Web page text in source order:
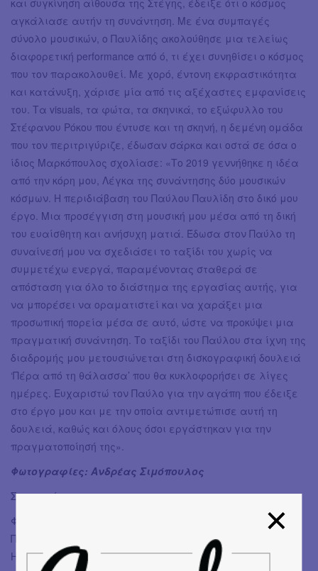
αγκάλιασε αυτήν τη συνάντηση. Με ένα συμπαγές
σύνολο μουσικών, ο Παυλίδης ακολούθησε μια τελείως
διαφορετική performance από ό, τι έχει συνηθίσει ο κόσμος
που τον παρακολουθεί. Με χορό, έντονη εκφραστικότητα
και κατάνυξη, χάρισε μία από τις αξέχαστες εμφανίσεις
του. Τα visuals, τα φώτα, τα σκηνικά, το εξώφυλλο του
Στέφανου Ρόκου που έντυσε και τη σκηνή, η δεμένη ομάδα
που τον περιτριγύριζε, έδωσαν σάρκα και οστά σε όσα ο
ίδιος Μαρκόπουλος σχολίασε: «Το 2019 γεννήθηκε η ιδέα
από την κόρη μου, Λέγκα της συνάντησης δύο μουσικών
κόσμων. Η περιδιάβαση του Παύλου Παυλίδη στο δικό μου
έργο. Μια προσέγγιση στη μουσική μου μέσα από τη δική
του ευαίσθητη και ανήσυχη ματιά. Έδωσα στον Παύλο τη
συναίνεσή μου να σχεδιάσει το ταξίδι του χωρίς να
συμμετέχω ενεργά, παραμένοντας σταθερά σε
απόσταση για όλο το διάστημα της εργασίας αυτής, για
να μπορέσει να οραματιστεί και να χαράξει μια
προσωπική πορεία μέσα σε αυτό, ώστε να προκύψει μια
πραγματική συνάντηση. Το ταξίδι του Παύλου στα ίχνη της
διαδρομής μου μετουσιώνεται στη δισκογραφική δουλειά
‘Πέρα από τη θάλασσα’ που θα κυκλοφορήσει σε λίγες
ημέρες. Ευχαριστώ τον Παύλο για την αγάπη που έδειξε
στο έργο μου και με την οποία αντιμετώπισε αυτή τη
δουλειά, καθώς και όλους όσοι εργάστηκαν για την
πραγματοποίησή της».
Φωτογραφίες: Ανδρέας Σιμόπουλος
Συμμετείχαν οι :
ΦΩΝΗ, ΗΛΕΚΤΡΙΚΗ ΚΙΘΑΡΑ
ΠΑΥΛΟΣ ΠΑΥΛΙΔΗΣ
ΗΛΕΚΤΡΙΚΟ ΜΠΑΣΟ, BASS SYNTH